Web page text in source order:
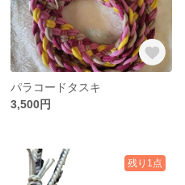
パラコードタスキ
3,500円
残り1点